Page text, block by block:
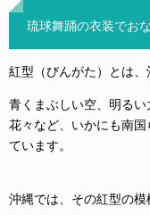
琉球舞踊の衣装でお
紅型（びんがた）とは、
青くまぶしい空、明る
花々など、いかにも南
ています。
沖縄では、その紅型の模